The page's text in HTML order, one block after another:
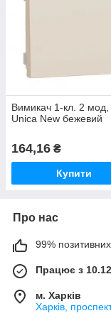
Вимикач 1-кл. 2 мод,
Unica New бежевий
164,16 ₴
Купити
Про нас
99% позитивних
Працює з
м. Харків
Харків,